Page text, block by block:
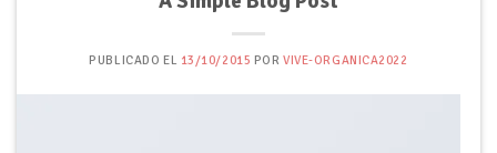
PUBLICADO EL 13/10/2015 PORVIVE-ORGANICA2022